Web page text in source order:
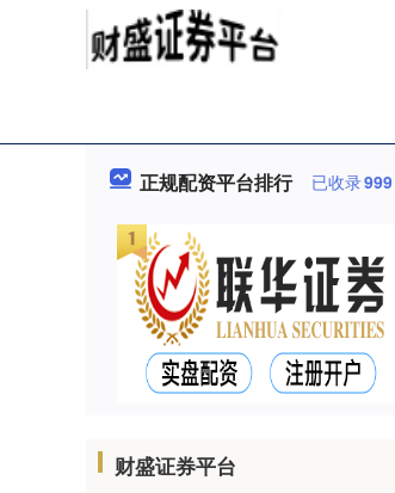
正规配资平台排行 已收录999
财盛证券平台